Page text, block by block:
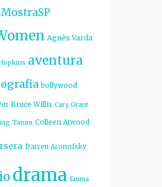
Agnès Varda
aventura
bollywood
Bruce Willis Cary Grant
Tatum Colleen Atwood
Darren Aronofsky
drama Emma